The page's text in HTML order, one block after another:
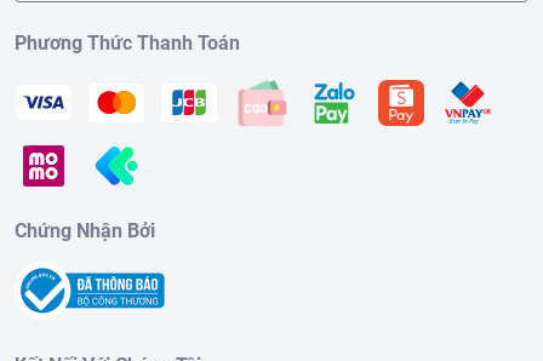
Phương Thức Thanh Toán
Chứng Nhận Bởi